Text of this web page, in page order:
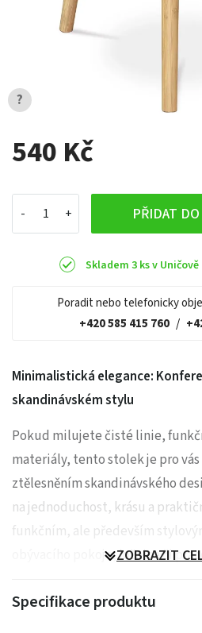
540 Kč
PŘIDAT
Skladem 3 ks v
Poradit nebo telefonicky
+420 585 415 760 /
?
Minimalistická elegance:
skandinávském stylu
Pokud milujete čisté linie,
materiály, tento stolek je pro
ztělesněním skandinávského
na jednoduchost, krásu a
funkčním, ale především
obývacího pokoje, ložnice či
ZOBRAZIT
Specifikace produktu